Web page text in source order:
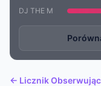
DJ THE M
← Licznik